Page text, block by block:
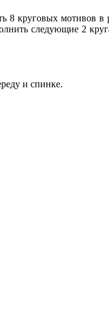
8 круговых мотивов
следующие 2
и спинке.